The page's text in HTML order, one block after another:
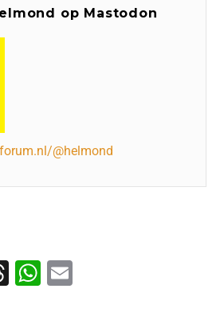
op Mastodon
@helmond
T
W